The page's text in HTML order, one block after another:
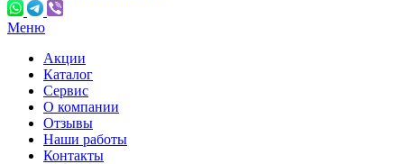
Меню
Акции
Каталог
Сервис
О компании
Отзывы
Наши работы
Контакты